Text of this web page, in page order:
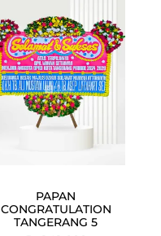
PAPAN
CONGRATULATION
TANGERANG 5